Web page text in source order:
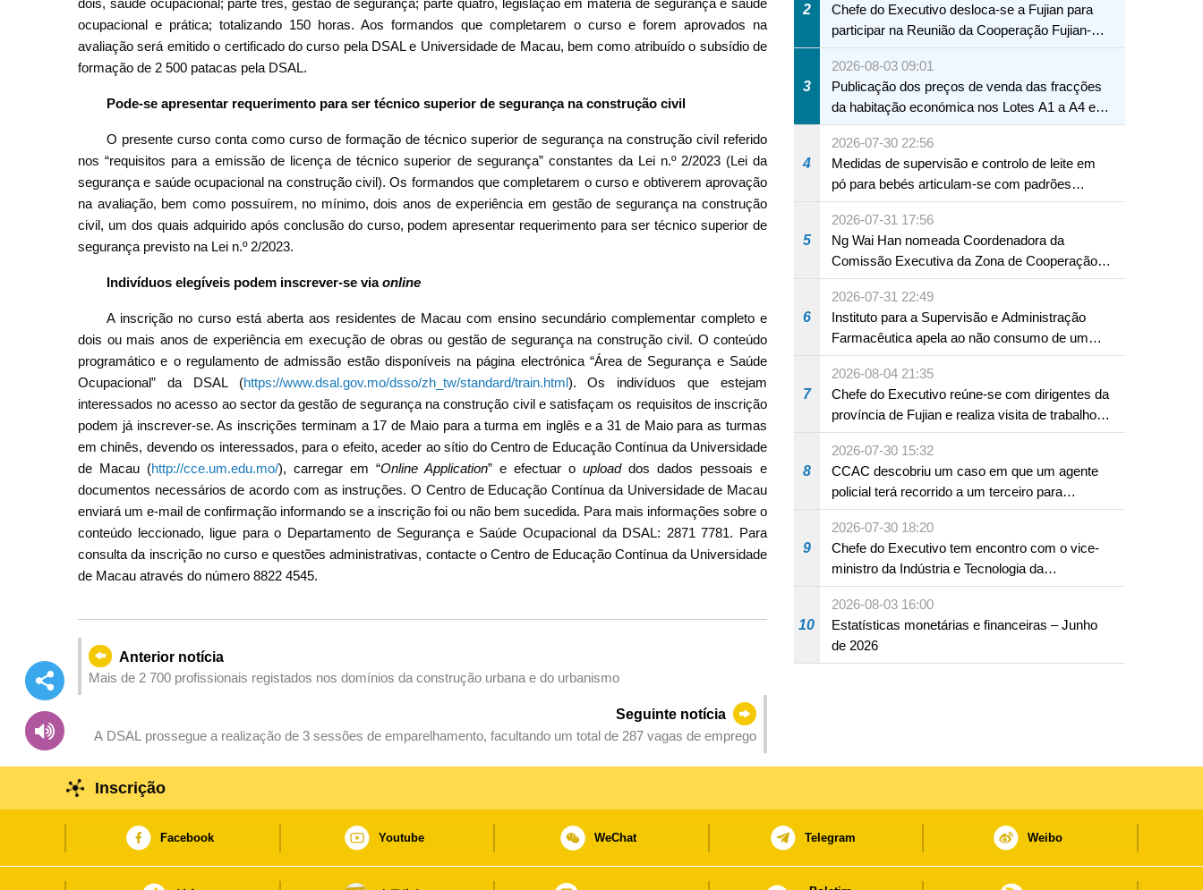
ocupacional e prática; totalizando 150 horas. Aos formandos que completarem o curso e forem aprovados na
avaliação será emitido o certificado do curso pela DSAL e Universidade de Macau, bem como atribuído o subsídio de
formação de 2 500 patacas pela DSAL.
Pode-se apresentar requerimento para ser técnico superior de segurança na construção civil
O presente curso conta como curso de formação de técnico superior de segurança na construção civil referido
nos “requisitos para a emissão de licença de técnico superior de segurança” constantes da Lei n.º 2/2023 (Lei da
segurança e saúde ocupacional na construção civil). Os formandos que completarem o curso e obtiverem aprovação
na avaliação, bem como possuírem, no mínimo, dois anos de experiência em gestão de segurança na construção
civil, um dos quais adquirido após conclusão do curso, podem apresentar requerimento para ser técnico superior de
segurança previsto na Lei n.º 2/2023.
Indivíduos elegíveis podem inscrever-se viaonline
A inscrição no curso está aberta aos residentes de Macau com ensino secundário complementar completo e
dois ou mais anos de experiência em execução de obras ou gestão de segurança na construção civil. O conteúdo
programático e o regulamento de admissão estão disponíveis na página electrónica “Área de Segurança e Saúde
Ocupacional” da DSAL (https://www.dsal.gov.mo/dsso/zh_tw/standard/train.html). Os indivíduos que estejam
interessados no acesso ao sector da gestão de segurança na construção civil e satisfaçam os requisitos de inscrição
podem já inscrever-se. As inscrições terminam a 17 de Maio para a turma em inglês e a 31 de Maio para as turmas
em chinês, devendo os interessados, para o efeito, aceder ao sítio do Centro de Educação Contínua da Universidade
de Macau (http://cce.um.edu.mo/), carregar em “Online Application” e efectuar o uploaddos dados pessoais e
documentos necessários de acordo com as instruções. O Centro de Educação Contínua da Universidade de Macau
enviará um e-mail de confirmação informando se a inscrição foi ou não bem sucedida. Para mais informações sobre o
conteúdo leccionado, ligue para o Departamento de Segurança e Saúde Ocupacional da DSAL: 2871 7781. Para
consulta da inscrição no curso e questões administrativas, contacte o Centro de Educação Contínua da Universidade
de Macau através do número 8822 4545.
Anterior notícia
Mais de 2 700 profissionais registados nos domínios da construção urbana e do urbanismo
Seguinte notícia
A DSAL prossegue a realização de 3 sessões de emparelhamento, facultando um total de 287 vagas de emprego
2
Chefe do Executivo desloca-se a Fujian para
participar na Reunião da Cooperação Fujian-
Macau
3
2026-08-03 09:01
Publicação dos preços de venda das fracções
da habitação económica nos Lotes A1 a A4 e
A12 da Zona A dos Novos Aterros
4
2026-07-30 22:56
Medidas de supervisão e controlo de leite em
pó para bebés articulam-se com padrões
internacionais Serviços interdepartamentais
envidam esforços para assegurar a saúde dos
bebés e crianças, assim como a segurança
alimentar
5
2026-07-31 17:56
Ng Wai Han nomeada Coordenadora da
Comissão Executiva da Zona de Cooperação
Aprofundada entre Guangdong e Macau em
Hengqin
6
2026-07-31 22:49
Instituto para a Supervisão e Administração
Farmacêutica apela ao não consumo de um
produto com substâncias medicamentosas
ocidentais
7
2026-08-04 21:35
Chefe do Executivo reúne-se com dirigentes da
província de Fujian e realiza visita de trabalho
em Fuzhou
8
2026-07-30 15:32
CCAC descobriu um caso em que um agente
policial terá recorrido a um terceiro para
assumir por si a culpa na sequência de uma
infracção rodoviária
9
2026-07-30 18:20
Chefe do Executivo tem encontro com o vice-
ministro da Indústria e Tecnologia da
Informação
10
2026-08-03 16:00
Estatísticas monetárias e financeiras – Junho
de 2026
Inscrição
Facebook Youtube WeChat Telegram Weibo